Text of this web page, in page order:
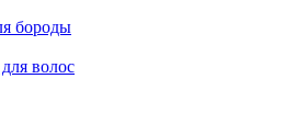
бороды
волос